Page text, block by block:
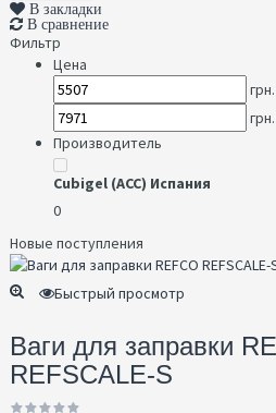
В закладки
В сравнение
Фильтр
Цена
грн.
Производитель
Cubigel (ACC) Испания
0
Новые поступления
Быстрый просмотр
Ваги для заправки
REFSCALE-S